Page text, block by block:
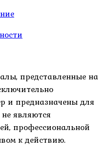
представленные на
и предназначены для
являются
профессиональной
к действию.